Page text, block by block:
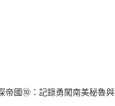
帝國⑩：記錄勇闖南美秘魯